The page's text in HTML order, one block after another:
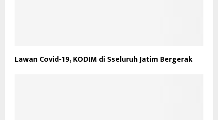
Lawan Covid-19, KODIM di Sseluruh Jatim Bergerak